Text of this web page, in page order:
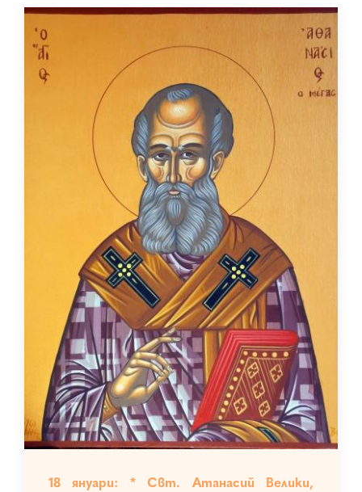
18 януари: * Свт. Атанасий Велики,